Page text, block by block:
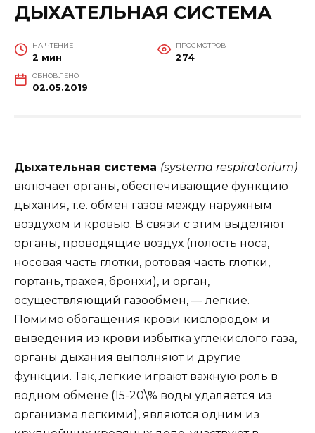
ДЫХАТЕЛЬНАЯ СИСТЕМА
НА ЧТЕНИЕ
2 мин
ПРОСМОТРОВ
274
ОБНОВЛЕНО
02.05.2019
Дыхательная система (systema respiratorium)
включает органы, обеспечивающие функцию
дыхания, т.е. обмен газов между наружным
воздухом и кровью. В связи с этим выделяют
органы, проводящие воздух (полость носа,
носовая часть глотки, ротовая часть глотки,
гортань, трахея, бронхи), и орган,
осуществляющий газообмен, — легкие.
Помимо обогащения крови кислородом и
выведения из крови избытка углекислого газа,
органы дыхания выполняют и другие
функции. Так, легкие играют важную роль в
водном обмене (15-20\% воды удаляется из
организма легкими), являются одним из